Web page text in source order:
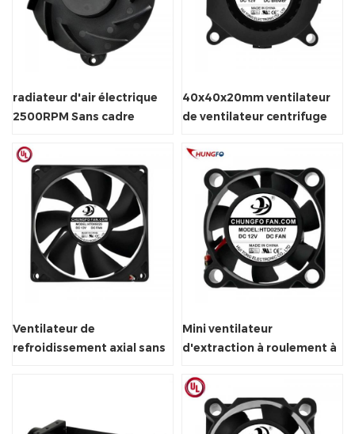
radiateur d'air électrique
2500RPM Sans cadre
40x40x20mm ventilateur
de ventilateur centrifuge
Ventilateur de
refroidissement axial sans
Mini ventilateur
d'extraction à roulement à
5V/12V